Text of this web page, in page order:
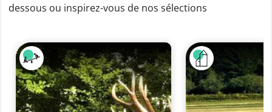
dessous ou inspirez-vous de nos sélections